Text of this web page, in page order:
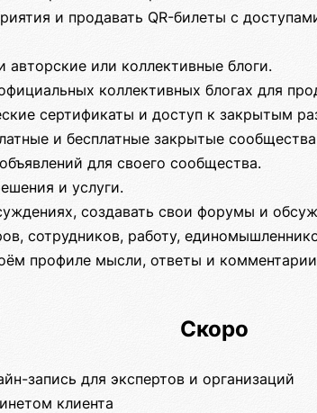
и продавать QR-билеты с
авторские или коллективные блоги.
коллективных блогах для
сертификаты и доступ к закрытым
и бесплатные закрытые
для своего сообщества.
и услуги.
создавать свои форумы и
сотрудников, работу,
профиле мысли, ответы и
Скоро
запись для экспертов и организаций
клиента